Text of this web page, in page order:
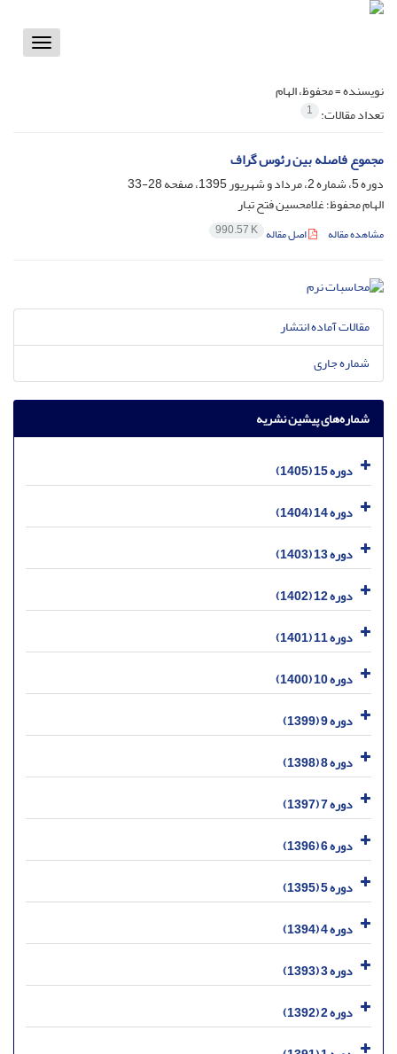
Toggle
نویسنده =محفوظ، الهام
تعداد مقالات: 1
مجموع فاصله بین رئوس گراف
دوره 5، شماره 2، مرداد و شهریور 1395، صفحه
28-33
الهام محفوظ؛ غلامحسین فتح تبار
مشاهده مقاله اصل مقاله 990.57 K
مقالات آماده انتشار
شماره جاری
شماره‌های پیشین نشریه
دوره 15 (1405)
دوره 14 (1404)
دوره 13 (1403)
دوره 12 (1402)
دوره 11 (1401)
دوره 10 (1400)
دوره 9 (1399)
دوره 8 (1398)
دوره 7 (1397)
دوره 6 (1396)
دوره 5 (1395)
دوره 4 (1394)
دوره 3 (1393)
دوره 2 (1392)